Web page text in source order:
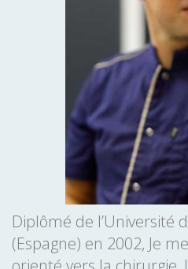
Diplômé de l’Université
(Espagne) en 2002, Je